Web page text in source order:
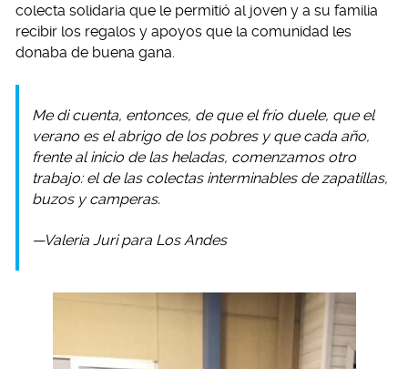
colecta solidaria que le permitió al joven y a su familia
recibir los regalos y apoyos que la comunidad les
donaba de buena gana.
Me di cuenta, entonces, de que el frío duele, que el
verano es el abrigo de los pobres y que cada año,
frente al inicio de las heladas, comenzamos otro
trabajo: el de las colectas interminables de zapatillas,
buzos y camperas.
—Valeria Juri para Los Andes